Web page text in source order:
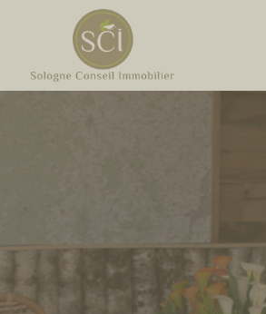
Cookies management panel